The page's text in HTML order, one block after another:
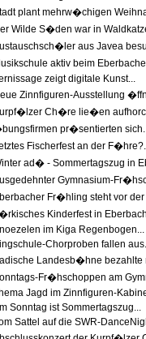
plant mehrw�chigen
Wilde S�den war in
aus Javea
aktiv beim
zeigt digitale Kunst...
Zinnfiguren-Ausstellung
Ch�re lie�en
pr�sentierten
Fischerfest an der
ad� - Sommertagszug in
Gymnasium-
Fr�hling steht vor
Kinderfest in
im Kiga Regenbogen...
Chorproben fallen
Landesb�hne bezahlte
Fr�hschoppen am
Jagd im Zinnfiguren-
Sonntag ist Sommertagszug...
Sattel auf die SWR-